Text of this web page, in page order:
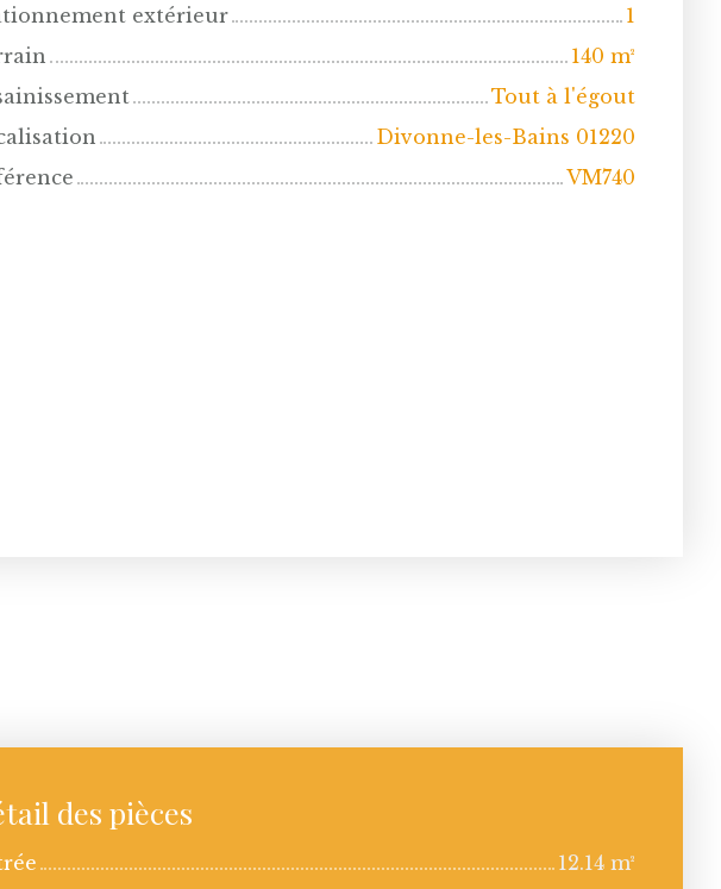
extérieur
1
140 m²
Tout à l'égout
Divonne-les-Bains 01220
VM740
des pièces
12.14 m²